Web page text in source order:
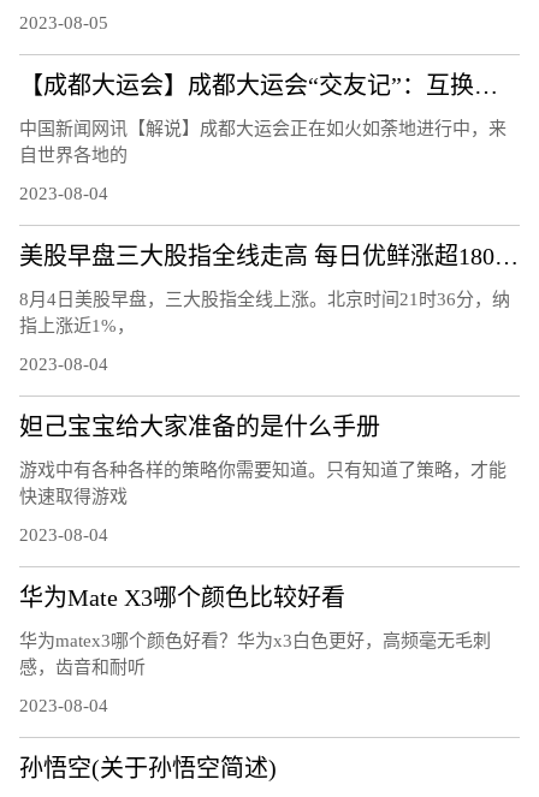
2023-08-05
【成都大运会】成都大运会“交友记”：互换徽章成潮流
中国新闻网讯【解说】成都大运会正在如火如荼地进行中，来
自世界各地的
2023-08-04
美股早盘三大股指全线走高 每日优鲜涨超180%触发熔断
8月4日美股早盘，三大股指全线上涨。北京时间21时36分，纳
指上涨近1%，
2023-08-04
妲己宝宝给大家准备的是什么手册
游戏中有各种各样的策略你需要知道。只有知道了策略，才能
快速取得游戏
2023-08-04
华为Mate X3哪个颜色比较好看
华为matex3哪个颜色好看？华为x3白色更好，高频毫无毛刺
感，齿音和耐听
2023-08-04
孙悟空(关于孙悟空简述)